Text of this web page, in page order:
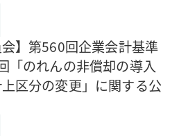
会】第560回企業会計基準
「のれんの非償却の導入
区分の変更」に関する公